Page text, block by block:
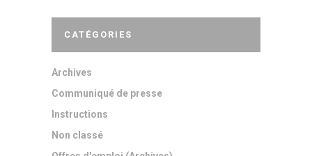
CATÉGORIES
Archives
Communiqué de presse
Instructions
Non classé